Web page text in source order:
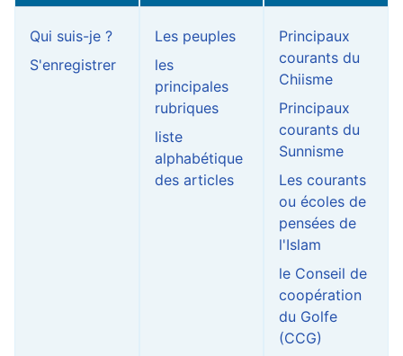
Qui suis-je ?
S'enregistrer
Les peuples
les
principales
rubriques
liste
alphabétique
des articles
Principaux
courants du
Chiisme
Principaux
courants du
Sunnisme
Les courants
ou écoles de
pensées de
l'Islam
le Conseil de
coopération
du Golfe
(CCG)